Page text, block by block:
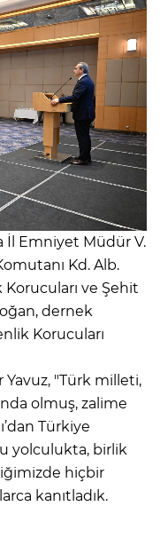
İl Emniyet Müdür V.
Kd. Alb.
ve Şehit
dernek
Korucuları
Yavuz, "Türk milleti,
olmuş, zalime
Türkiye
yolculukta, birlik
hiçbir
kanıtladık.